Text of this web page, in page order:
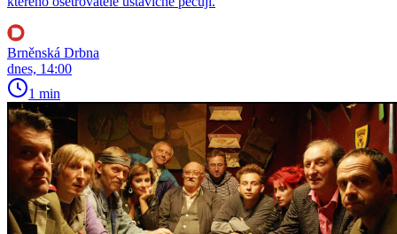
Brněnská Drbna
dnes, 14:00
1 min